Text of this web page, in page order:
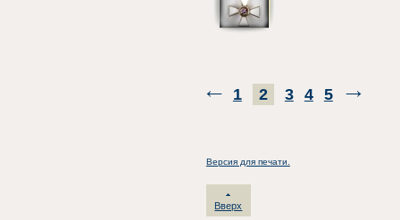
1 2 3 4 5
Версия для печати.
Вверх